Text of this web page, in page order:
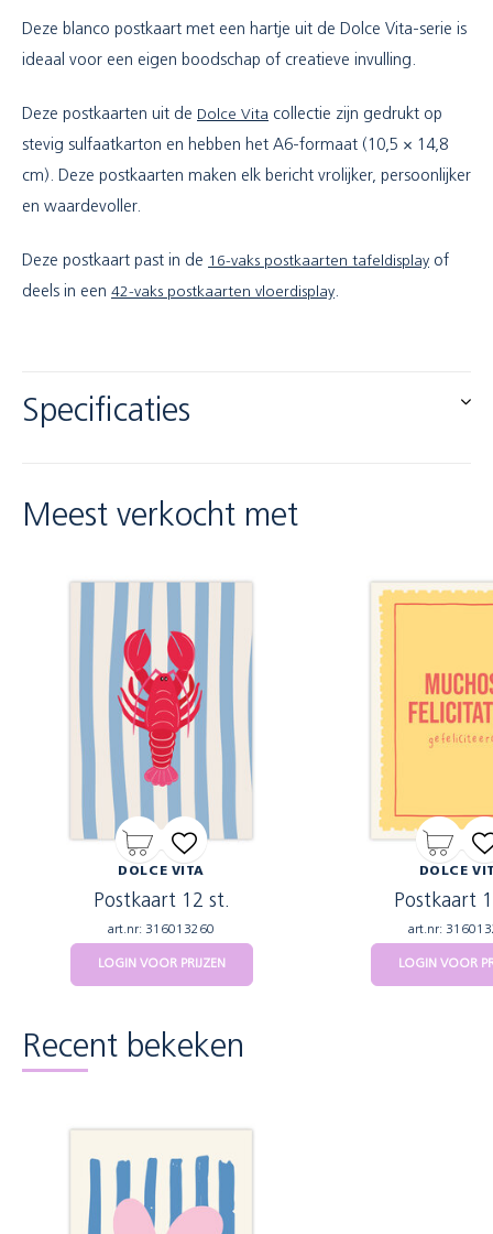
Deze blanco postkaart met een hartje uit de Dolce Vita-serie is
ideaal voor een eigen boodschap of creatieve invulling.
Deze postkaarten uit de Dolce Vita collectie zijn gedrukt op
stevig sulfaatkarton en hebben het A6-formaat (10,5 × 14,8
cm). Deze postkaarten maken elk bericht vrolijker, persoonlijker
en waardevoller.
Deze postkaart past in de 16-vaks postkaarten tafeldisplay of
deels in een 42-vaks postkaarten vloerdisplay.
Specificaties
Meest verkocht met
DOLCE VITA
Postkaart 12 st.
art.nr: 316013260
LOGIN VOOR PRIJZEN
DOLCE
Postkaart
art.nr:
LOGIN VOOR
Recent bekeken